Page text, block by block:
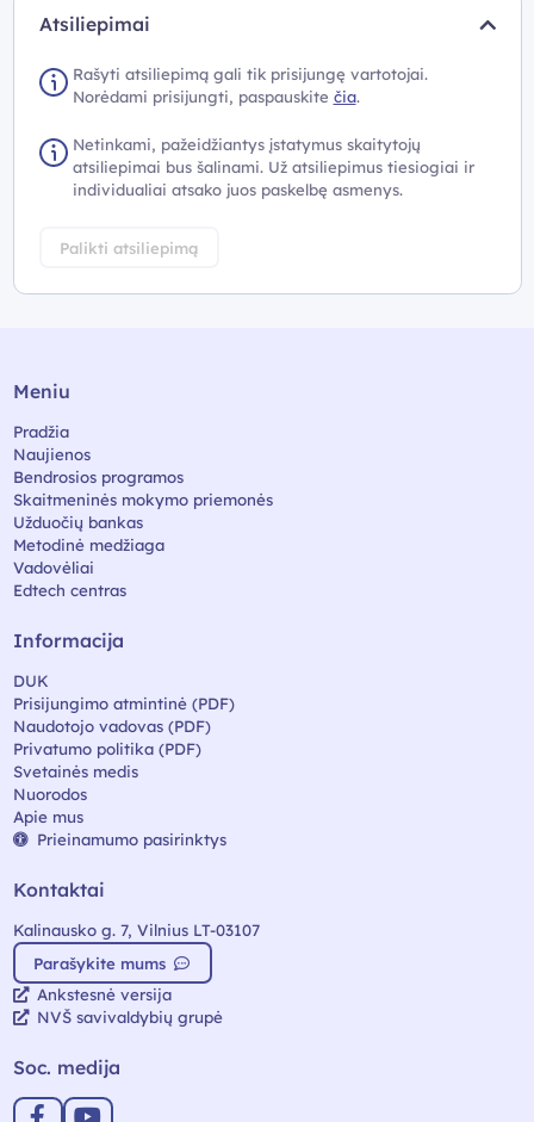
Atsiliepimai
Rašyti atsiliepimą gali tik prisijungę vartotojai.
Norėdami prisijungti, paspauskite čia.
Netinkami, pažeidžiantys įstatymus skaitytojų
atsiliepimai bus šalinami. Už atsiliepimus tiesiogiai ir
individualiai atsako juos paskelbę asmenys.
Palikti atsiliepimą
Meniu
Pradžia
Naujienos
Bendrosios programos
Skaitmeninės mokymo priemonės
Užduočių bankas
Metodinė medžiaga
Vadovėliai
Edtech centras
Informacija
DUK
Prisijungimo atmintinė (PDF)
Naudotojo vadovas (PDF)
Privatumo politika (PDF)
Svetainės medis
Nuorodos
Apie mus
Prieinamumo pasirinktys
Kontaktai
Kalinausko g. 7, Vilnius LT-03107
Parašykite mums
Ankstesnė versija
NVŠ savivaldybių grupė
Soc. medija